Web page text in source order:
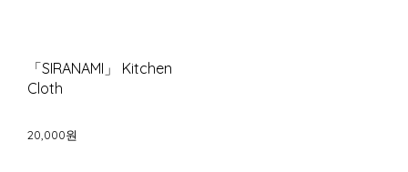
「SIRANAMI」 Kitchen
Cloth
20,000원